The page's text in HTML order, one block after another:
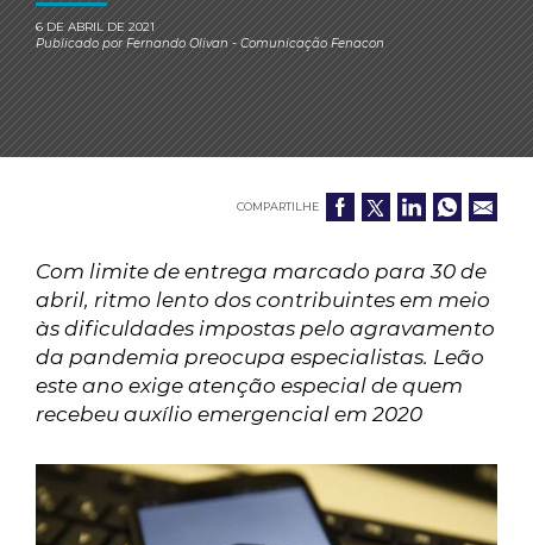
6 DE ABRIL DE 2021
Publicado porFernando Olivan- Comunicação Fenacon
COMPARTILHE
Com limite de entrega marcado para 30 de
abril, ritmo lento dos contribuintes em meio
às dificuldades impostas pelo agravamento
da pandemia preocupa especialistas. Leão
este ano exige atenção especial de quem
recebeu auxílio emergencial em 2020